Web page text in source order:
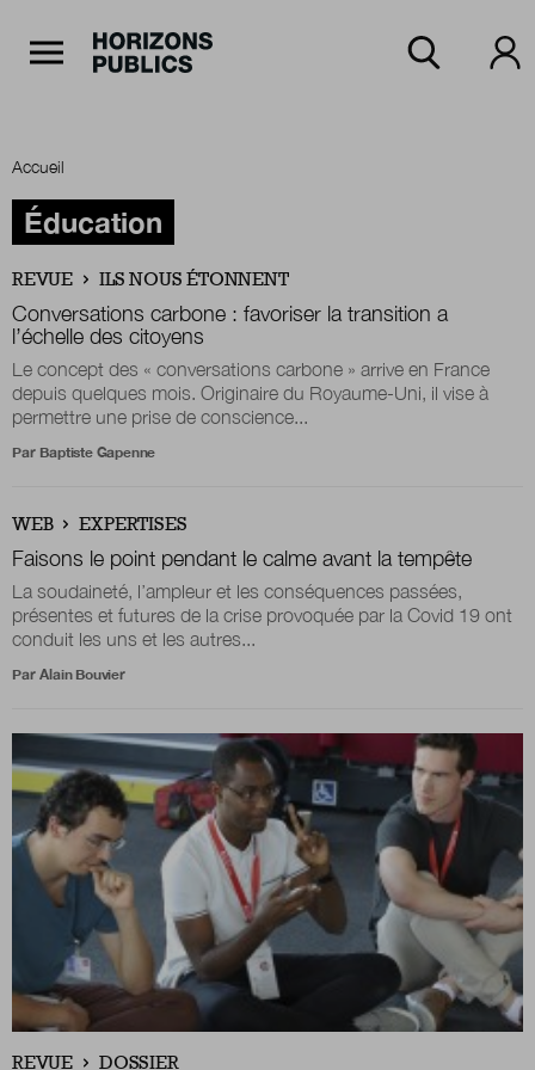
Accueil
Rubriques
Thèmes
Boutique
Nous contacter
Newsletter
Renseignez votre email afin de suivre l'actualité
de la transformation publique.
Accueil
Éducation
REVUE ILS NOUS ÉTONNENT
Conversations carbone : favoriser la transition a
l’échelle des citoyens
Le concept des « conversations carbone » arrive en France
depuis quelques mois. Originaire du Royaume-Uni, il vise à
permettre une prise de conscience...
Par Baptiste Gapenne
WEB EXPERTISES
Faisons le point pendant le calme avant la tempête
La soudaineté, l’ampleur et les conséquences passées,
présentes et futures de la crise provoquée par la Covid 19 ont
conduit les uns et les autres...
Par Alain Bouvier
REVUE DOSSIER